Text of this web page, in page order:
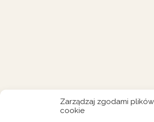
Zarządzaj zgodami plików
cookie